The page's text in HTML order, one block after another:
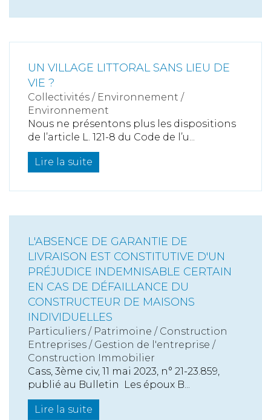
UN VILLAGE LITTORAL SANS LIEU DE
VIE ?
Collectivités / Environnement /
Environnement
Nous ne présentons plus les dispositions
de l’article L. 121-8 du Code de l’u...
Lire la suite
L'ABSENCE DE GARANTIE DE
LIVRAISON EST CONSTITUTIVE D'UN
PRÉJUDICE INDEMNISABLE CERTAIN
EN CAS DE DÉFAILLANCE DU
CONSTRUCTEUR DE MAISONS
INDIVIDUELLES
Particuliers / Patrimoine / Construction
Entreprises / Gestion de l'entreprise /
Construction Immobilier
Cass, 3ème civ, 11 mai 2023, n° 21-23.859,
publié au Bulletin Les époux B...
Lire la suite